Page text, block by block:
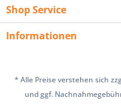
Shop Service
Informationen
* Alle Preise verstehen sich
und ggf.